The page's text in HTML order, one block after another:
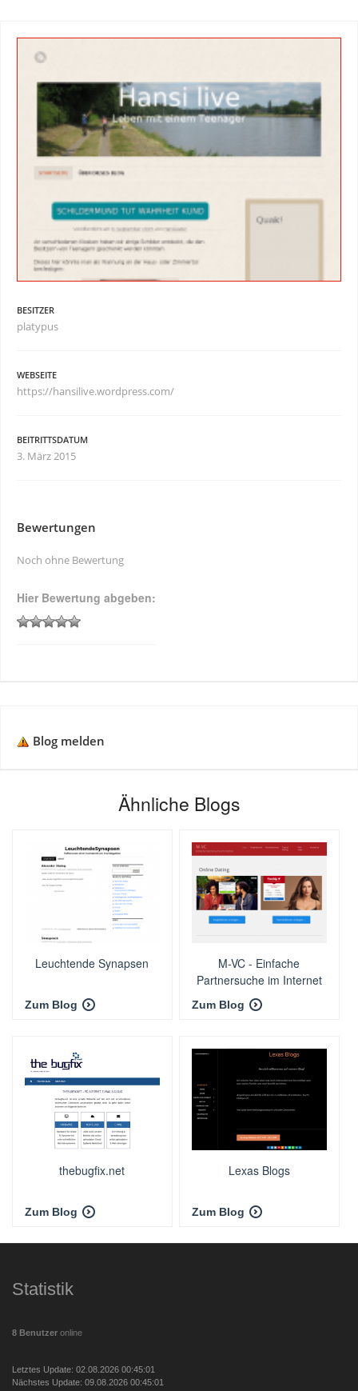
BESITZER
platypus
WEBSEITE
https://hansilive.wordpress.com/
BEITRITTSDATUM
3. März 2015
Bewertungen
Noch ohne Bewertung
Hier Bewertung abgeben:
Blog melden
Ähnliche Blogs
Leuchtende Synapsen
Zum Blog
M-VC - Einfache
Partnersuche im Internet
Zum Blog
thebugfix.net
Zum Blog
Lexas Blogs
Zum Blog
Statistik
8 Benutzer online
Letztes Update: 02.08.2026 00:45:01
Nächstes Update: 09.08.2026 00:45:01